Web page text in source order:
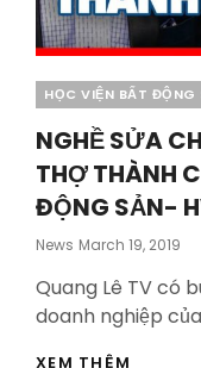
Categories
HỌC VIỆN BẤT ĐỘNG
NGHỀ SỬA
THỢ THÀNH
ĐỘNG SẢN-
News Posted
March 19, 2019
Quang Lê TV có
doanh nghiệp
XEM THÊM